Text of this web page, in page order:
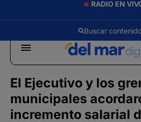
RADIO EN
El Ejecutivo y los
municipales
incremento salarial